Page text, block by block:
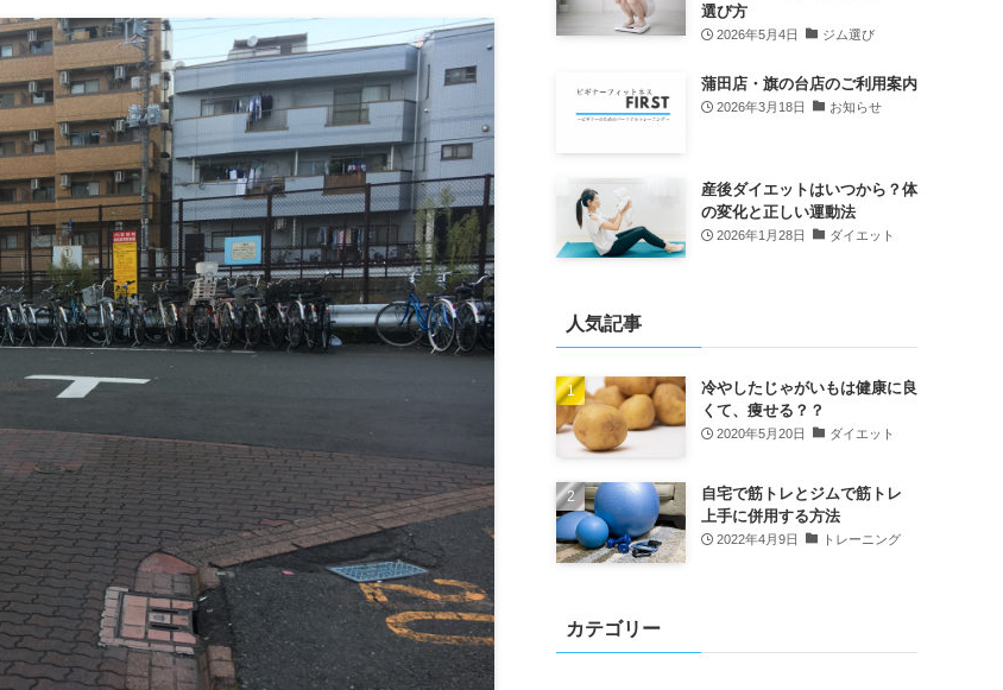
選び方
2026年5月4日 ジム選び
蒲田店・旗の台店のご利用案内
2026年3月18日 お知らせ
産後ダイエットはいつから？体
の変化と正しい運動法
2026年1月28日 ダイエット
人気記事
冷やしたじゃがいもは健康に良
くて、痩せる？？
2020年5月20日 ダイエット
自宅で筋トレとジムで筋トレ
上手に併用する方法
2022年4月9日 トレーニング
カテゴリー